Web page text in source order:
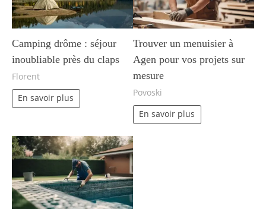
Camping drôme : séjour
inoubliable près du claps
Florent
En savoir plus
Trouver un menuisier à
Agen pour vos projets sur
mesure
Povoski
En savoir plus